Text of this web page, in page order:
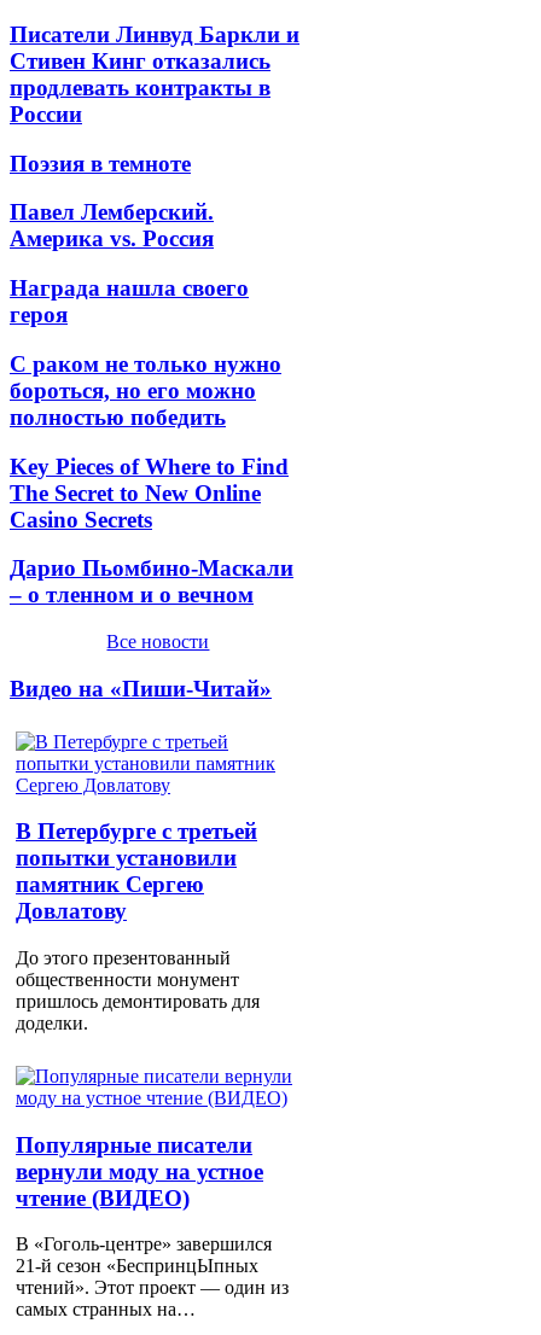
Писатели Линвуд Баркли и
Стивен Кинг отказались
продлевать контракты в
России
Поэзия в темноте
Павел Лемберский.
Америка vs. Россия
Награда нашла своего
героя
С раком не только нужно
бороться, но его можно
полностью победить
Key Pieces of Where to Find
The Secret to New Online
Casino Secrets
Дарио Пьомбино-Маскали
– о тленном и о вечном
Все новости
Видео на «Пиши-Читай»
В Петербурге с третьей
попытки установили
памятник Сергею
Довлатову
До этого презентованный
общественности монумент
пришлось демонтировать для
доделки.
Популярные писатели
вернули моду на устное
чтение (ВИДЕО)
В «Гоголь-центре» завершился
21-й сезон «БеспринцЫпных
чтений». Этот проект — один из
самых странных на…